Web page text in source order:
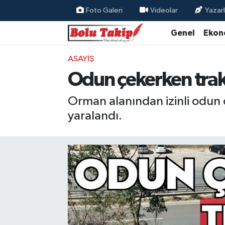
Foto Galeri Videolar
Genel
ASAYIŞ
Odun çekerken
Orman alanından izinli odun
yaralandı.